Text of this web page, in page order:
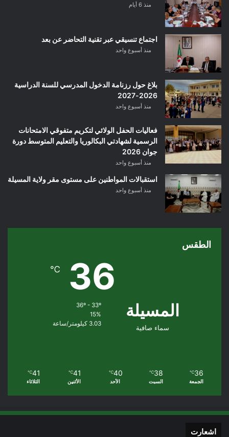
منذ 6 أيام
اجتماع تنسيقي عبر تقنية التحاضر عن بعد
منذ أسبوع واحد
بلاغ حول رزنامة الدخول المدرسي للسنة الدراسية
2026-2027
منذ أسبوع واحد
فعاليات الحفل الولائي لتكريم متفوقي الامتحانات
الرسمية لشهادتي البكالوريا والتعليم المتوسط دورة
جوان 2026
منذ أسبوع واحد
استقبالات المواطنين على مستوى مقر ولاية المسيلة
منذ أسبوع واحد
الطقس
المسيلة
سماء صافية
36
℃
36º - 33º
15%
3.03 كيلومتر/ساعة
36
℃
الجمعة
38
℃
السبت
40
℃
الأحد
41
℃
الأثنين
41
℃
الثلاثاء
اشعارت